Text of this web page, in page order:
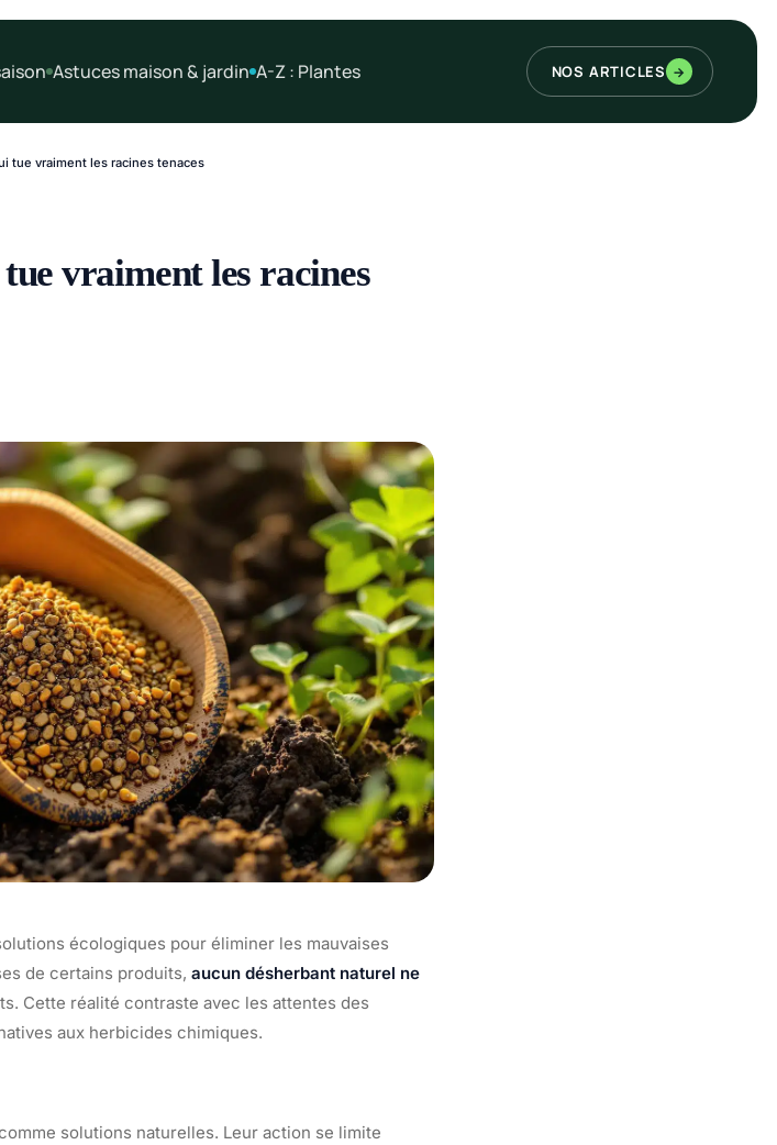
Astuces maison & jardin A-Z : Plantes NOS ARTICLES →
tue vraiment les racines tenaces
vraiment les racines
écologiques pour éliminer les mauvaises
de certains produits,aucun désherbant naturel ne
Cette réalité contraste avec les attentes des
aux herbicides chimiques.
solutions naturelles. Leur action se limite